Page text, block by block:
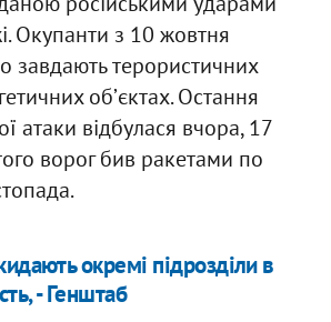
Окупанти з 10 жовтня
завдають терористичних
обʼєктах. Остання
атаки відбулася вчора, 17
ворог бив ракетами по
окремі підрозділи в
- Генштаб